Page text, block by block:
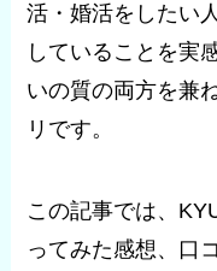
活・婚活をしたい
していることを実
いの質の両方を兼
リです。
この記事では、
ってみた感想、口